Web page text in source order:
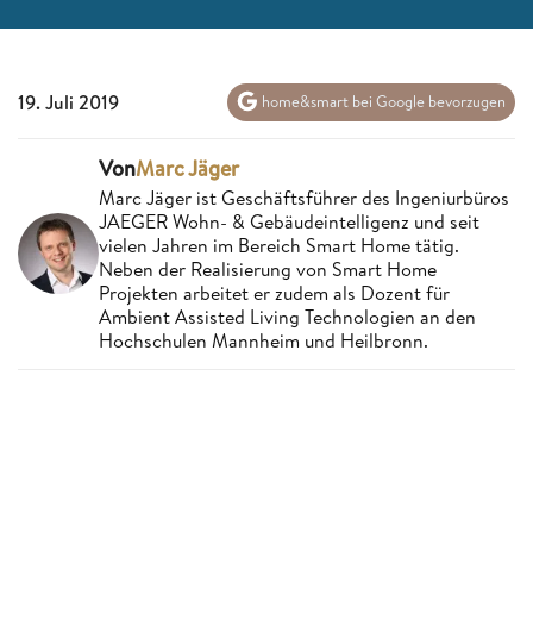
19. Juli 2019 home&smart bei Google bevorzugen
VonMarc Jäger
Marc Jäger ist Geschäftsführer des Ingeniurbüros
JAEGER Wohn- & Gebäudeintelligenz und seit
vielen Jahren im Bereich Smart Home tätig.
Neben der Realisierung von Smart Home
Projekten arbeitet er zudem als Dozent für
Ambient Assisted Living Technologien an den
Hochschulen Mannheim und Heilbronn.